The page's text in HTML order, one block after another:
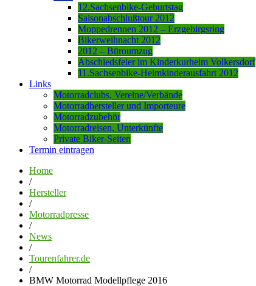
12.Sachsenbike-Geburtstag
Saisonabschlußtour 2012
Moppedrennen 2012 – Erzgebirgsring
Bikerweihnacht 2012
2012 – Büroumzug
Abschiedsfeier im Kinderkurheim Volkersdorf
11.Sachsenbike-Heimkinderausfahrt 2012
Links
Motorradclubs, Vereine/Verbände
Motorradhersteller und Importeure
Motorradzubehör
Motorradreisen, Unterkünfte
Private Biker-Seiten
Termin eintragen
Home
/
Hersteller
/
Motorradpresse
/
News
/
Tourenfahrer.de
/
BMW Motorrad Modellpflege 2016